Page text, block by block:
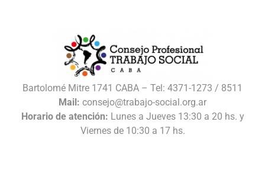
Bartolomé Mitre 1741 CABA – Tel: 4371-1273 / 8511
Mail: consejo@trabajo-social.org.ar
Horario de atención: Lunes a Jueves 13:30 a 20 hs. y
Viernes de 10:30 a 17 hs.